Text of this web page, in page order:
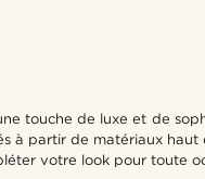
touche de luxe et de
à partir de matériaux
votre look pour toute